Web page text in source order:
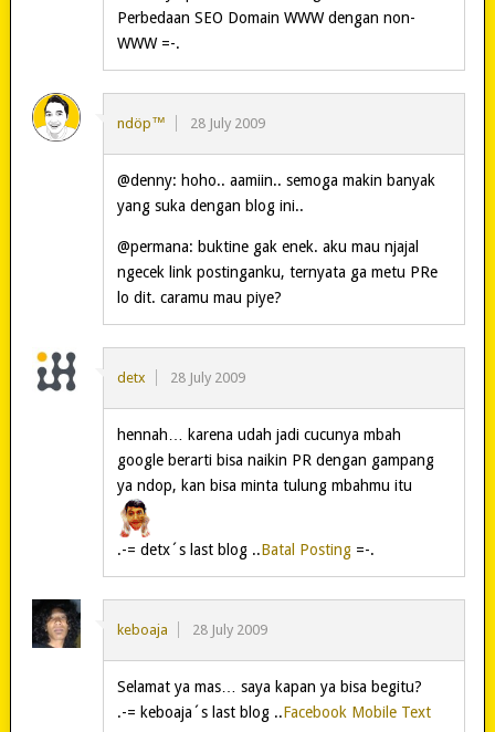
Perbedaan SEO Domain WWW dengan non-
WWW =-.
ndöp™ 28 July 2009
@denny: hoho.. aamiin.. semoga makin banyak
yang suka dengan blog ini..
@permana: buktine gak enek. aku mau njajal
ngecek link postinganku, ternyata ga metu PRe
lo dit. caramu mau piye?
detx 28 July 2009
hennah… karena udah jadi cucunya mbah
google berarti bisa naikin PR dengan gampang
ya ndop, kan bisa minta tulung mbahmu itu
.-= detx´s last blog ..Batal Posting=-.
keboaja 28 July 2009
Selamat ya mas… saya kapan ya bisa begitu?
.-= keboaja´s last blog ..Facebook Mobile Text